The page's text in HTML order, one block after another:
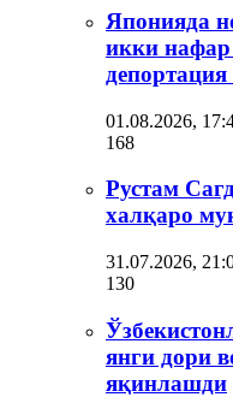
Японияда
икки нафар
01.08.2026,
168
Рустам
халқаро
31.07.2026,
130
янги дори
яқинлашди